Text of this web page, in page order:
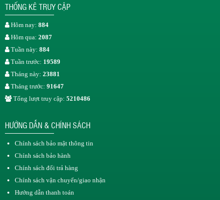
THỐNG KÊ TRUY CẬP
Hôm nay: 884
Hôm qua: 2087
Tuần này: 884
Tuần trước: 19589
Tháng này: 23881
Tháng trước: 91647
Tổng lượt truy cập: 5210486
HƯỚNG DẪN & CHÍNH SÁCH
Chính sách bảo mật thông tin
Chính sách bảo hành
Chính sách đổi trả hàng
Chính sách vận chuyển/giao nhận
Hướng dẫn thanh toán